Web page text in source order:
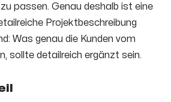
passen. Genau deshalb ist eine
Projektbeschreibung
Was genau die Kunden vom
sollte detailreich ergänzt sein.